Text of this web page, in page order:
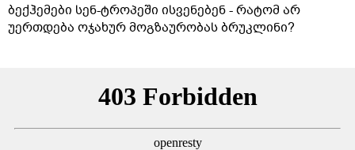
ბექჰემები სენ-ტროპეში ისვენებენ - რატომ არ
უერთდება ოჯახურ მოგზაურობას ბრუკლინი?